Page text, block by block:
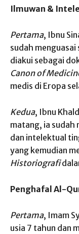
Ilmuwan &
Pertama, Ibnu
sudah
diakui sebagai
Canon of
medis di Eropa
Kedua, Ibnu
matang, ia
dan intelektual
yang kemudian
Historiografi
Penghafal Al-
Pertama, Imam
usia 7 tahun dan